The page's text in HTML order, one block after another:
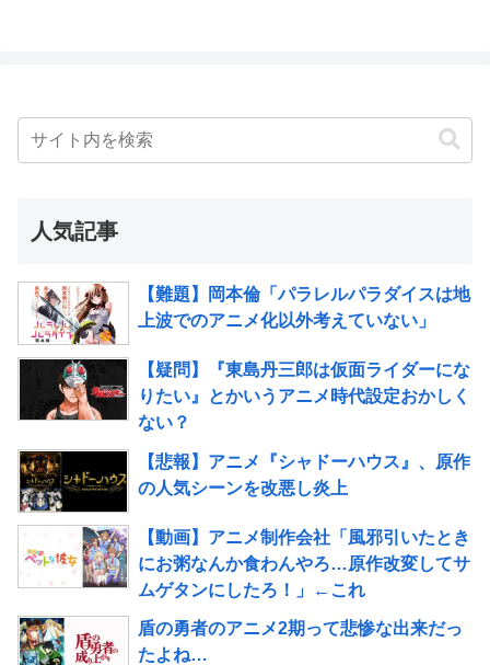
人気記事
【難題】岡本倫「パラレルパラダイスは地
上波でのアニメ化以外考えていない」
【疑問】『東島丹三郎は仮面ライダーにな
りたい』とかいうアニメ時代設定おかしく
ない？
【悲報】アニメ『シャドーハウス』、原作
の人気シーンを改悪し炎上
【動画】アニメ制作会社「風邪引いたとき
にお粥なんか食わんやろ…原作改変してサ
ムゲタンにしたろ！」←これ
盾の勇者のアニメ2期って悲惨な出来だっ
たよね…